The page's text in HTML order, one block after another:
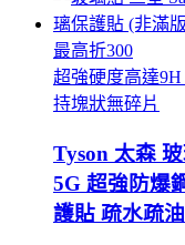
最高折300
超強硬度高達
持塊狀無碎片
Tyson 太森
5G 超強防爆
護貼 疏水疏油